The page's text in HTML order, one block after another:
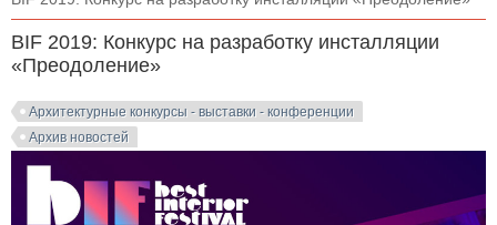
BIF 2019: Конкурс на разработку инсталляции
«Преодоление»
Архитектурные конкурсы - выставки - конференции
Архив новостей